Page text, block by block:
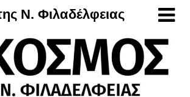
Ν. Φιλαδέλφειας